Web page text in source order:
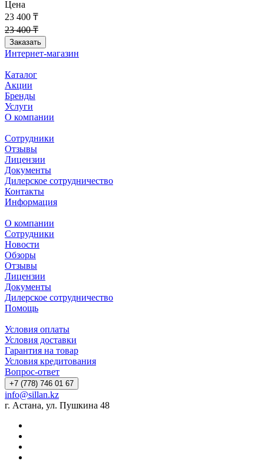
Цена
23 400 ₸
23 400 ₸
Заказать
Интернет-магазин
Каталог
Акции
Бренды
Услуги
О компании
Сотрудники
Отзывы
Лицензии
Документы
Дилерское сотрудничество
Контакты
Информация
О компании
Сотрудники
Новости
Обзоры
Отзывы
Лицензии
Документы
Дилерское сотрудничество
Помощь
Условия оплаты
Условия доставки
Гарантия на товар
Условия кредитования
Вопрос-ответ
+7 (778) 746 01 67
info@sillan.kz
г. Астана, ул. Пушкина 48